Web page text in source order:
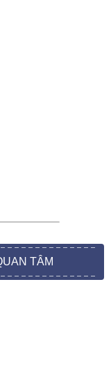
TÂM